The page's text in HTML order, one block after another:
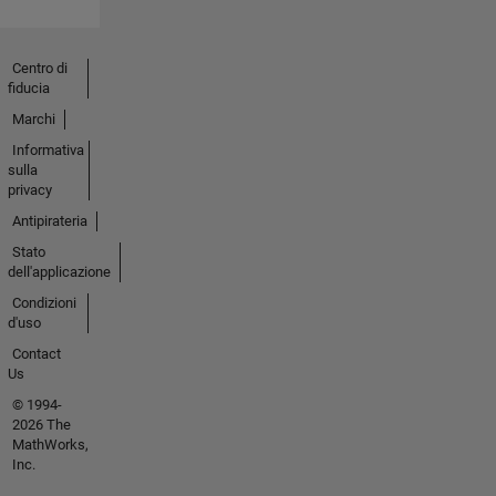
Centro di
fiducia
Marchi
Informativa
sulla
privacy
Antipirateria
Stato
dell'applicazione
Condizioni
d'uso
Contact
Us
© 1994-
2026 The
MathWorks,
Inc.